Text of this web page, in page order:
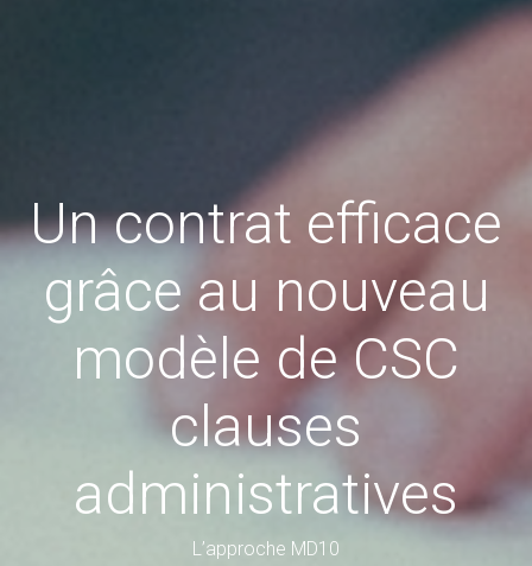
Un contrat efficace
grâce au nouveau
modèle de CSC
clauses
administratives
L’approche MD10